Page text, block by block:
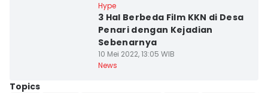
Hype
3 Hal Berbeda Film KKN di Desa
Penari dengan Kejadian
Sebenarnya
10 Mei 2022, 13:05 WIB
News
Topics